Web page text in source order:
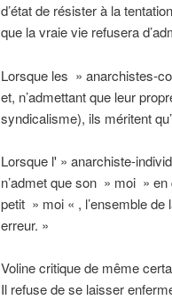
d’état de résister à la
que la vraie vie refusera
Lorsque les » anarchistes-
et, n’admettant que leur
syndicalisme), ils méritent
Lorsque l' » anarchiste-
n’admet que son » moi » en
petit » moi « , l’ensemble
erreur. »
Voline critique de même
Il refuse de se laisser